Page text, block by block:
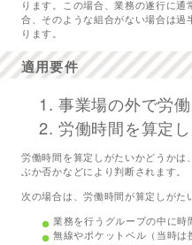
ります。この場合、業務の遂行に
合、そのような組合がない場合は
ります。
適用要件
事業場の外で労
労働時間を算定
労働時間を算定しがたいかどうかは
ぶか否かなどにより判断されます。
次の場合は、労働時間が算定しがた
業務を行うグループの中に時
無線やポケットベル（当時は